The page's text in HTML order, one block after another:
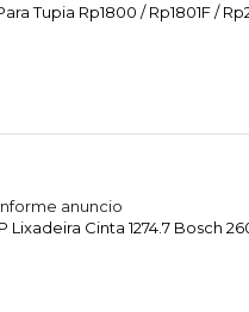
Tupia Rp1800 / Rp1801F /
anuncio
Lixadeira Cinta 1274.7 Bosch